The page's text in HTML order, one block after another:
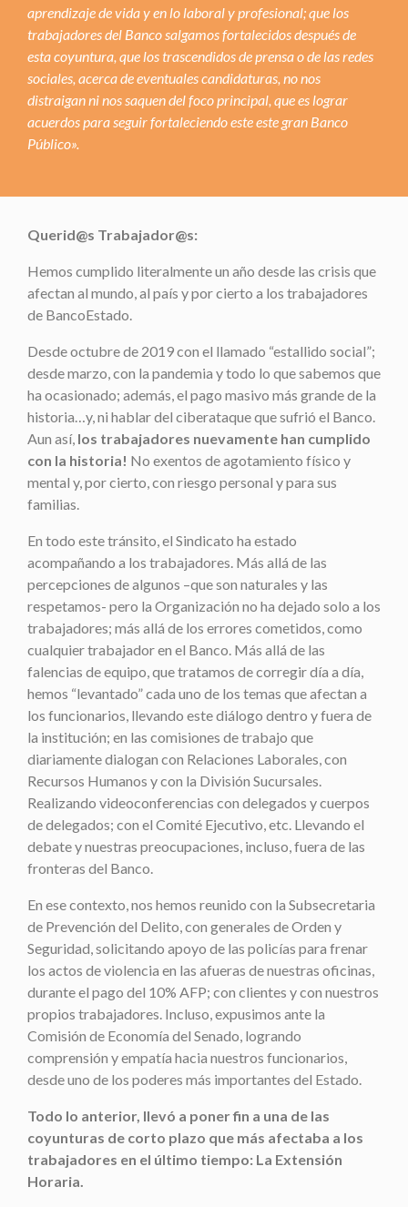
aprendizaje de vida y en lo laboral y profesional; que los
trabajadores del Banco salgamos fortalecidos después de
esta coyuntura, que los trascendidos de prensa o de las redes
sociales, acerca de eventuales candidaturas, no nos
distraigan ni nos saquen del foco principal, que es lograr
acuerdos para seguir fortaleciendo este este gran Banco
Público».
Querid@s Trabajador@s:
Hemos cumplido literalmente un año desde las crisis que
afectan al mundo, al país y por cierto a los trabajadores
de BancoEstado.
Desde octubre de 2019 con el llamado “estallido social”;
desde marzo, con la pandemia y todo lo que sabemos que
ha ocasionado; además, el pago masivo más grande de la
historia…y, ni hablar del ciberataque que sufrió el Banco.
Aun así, los trabajadores nuevamente han cumplido
con la historia! No exentos de agotamiento físico y
mental y, por cierto, con riesgo personal y para sus
familias.
En todo este tránsito, el Sindicato ha estado
acompañando a los trabajadores. Más allá de las
percepciones de algunos –que son naturales y las
respetamos- pero la Organización no ha dejado solo a los
trabajadores; más allá de los errores cometidos, como
cualquier trabajador en el Banco. Más allá de las
falencias de equipo, que tratamos de corregir día a día,
hemos “levantado” cada uno de los temas que afectan a
los funcionarios, llevando este diálogo dentro y fuera de
la institución; en las comisiones de trabajo que
diariamente dialogan con Relaciones Laborales, con
Recursos Humanos y con la División Sucursales.
Realizando videoconferencias con delegados y cuerpos
de delegados; con el Comité Ejecutivo, etc. Llevando el
debate y nuestras preocupaciones, incluso, fuera de las
fronteras del Banco.
En ese contexto, nos hemos reunido con la Subsecretaria
de Prevención del Delito, con generales de Orden y
Seguridad, solicitando apoyo de las policías para frenar
los actos de violencia en las afueras de nuestras oficinas,
durante el pago del 10% AFP; con clientes y con nuestros
propios trabajadores. Incluso, expusimos ante la
Comisión de Economía del Senado, logrando
comprensión y empatía hacia nuestros funcionarios,
desde uno de los poderes más importantes del Estado.
Todo lo anterior, llevó a poner fin a una de las
coyunturas de corto plazo que más afectaba a los
trabajadores en el último tiempo: La Extensión
Horaria.